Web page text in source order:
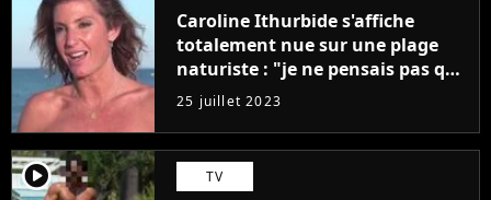
Caroline Ithurbide s'affiche
totalement nue sur une plage
naturiste : "je ne pensais pas que
j'arriverais à le faire..."
25 juillet 2023
player2 TV